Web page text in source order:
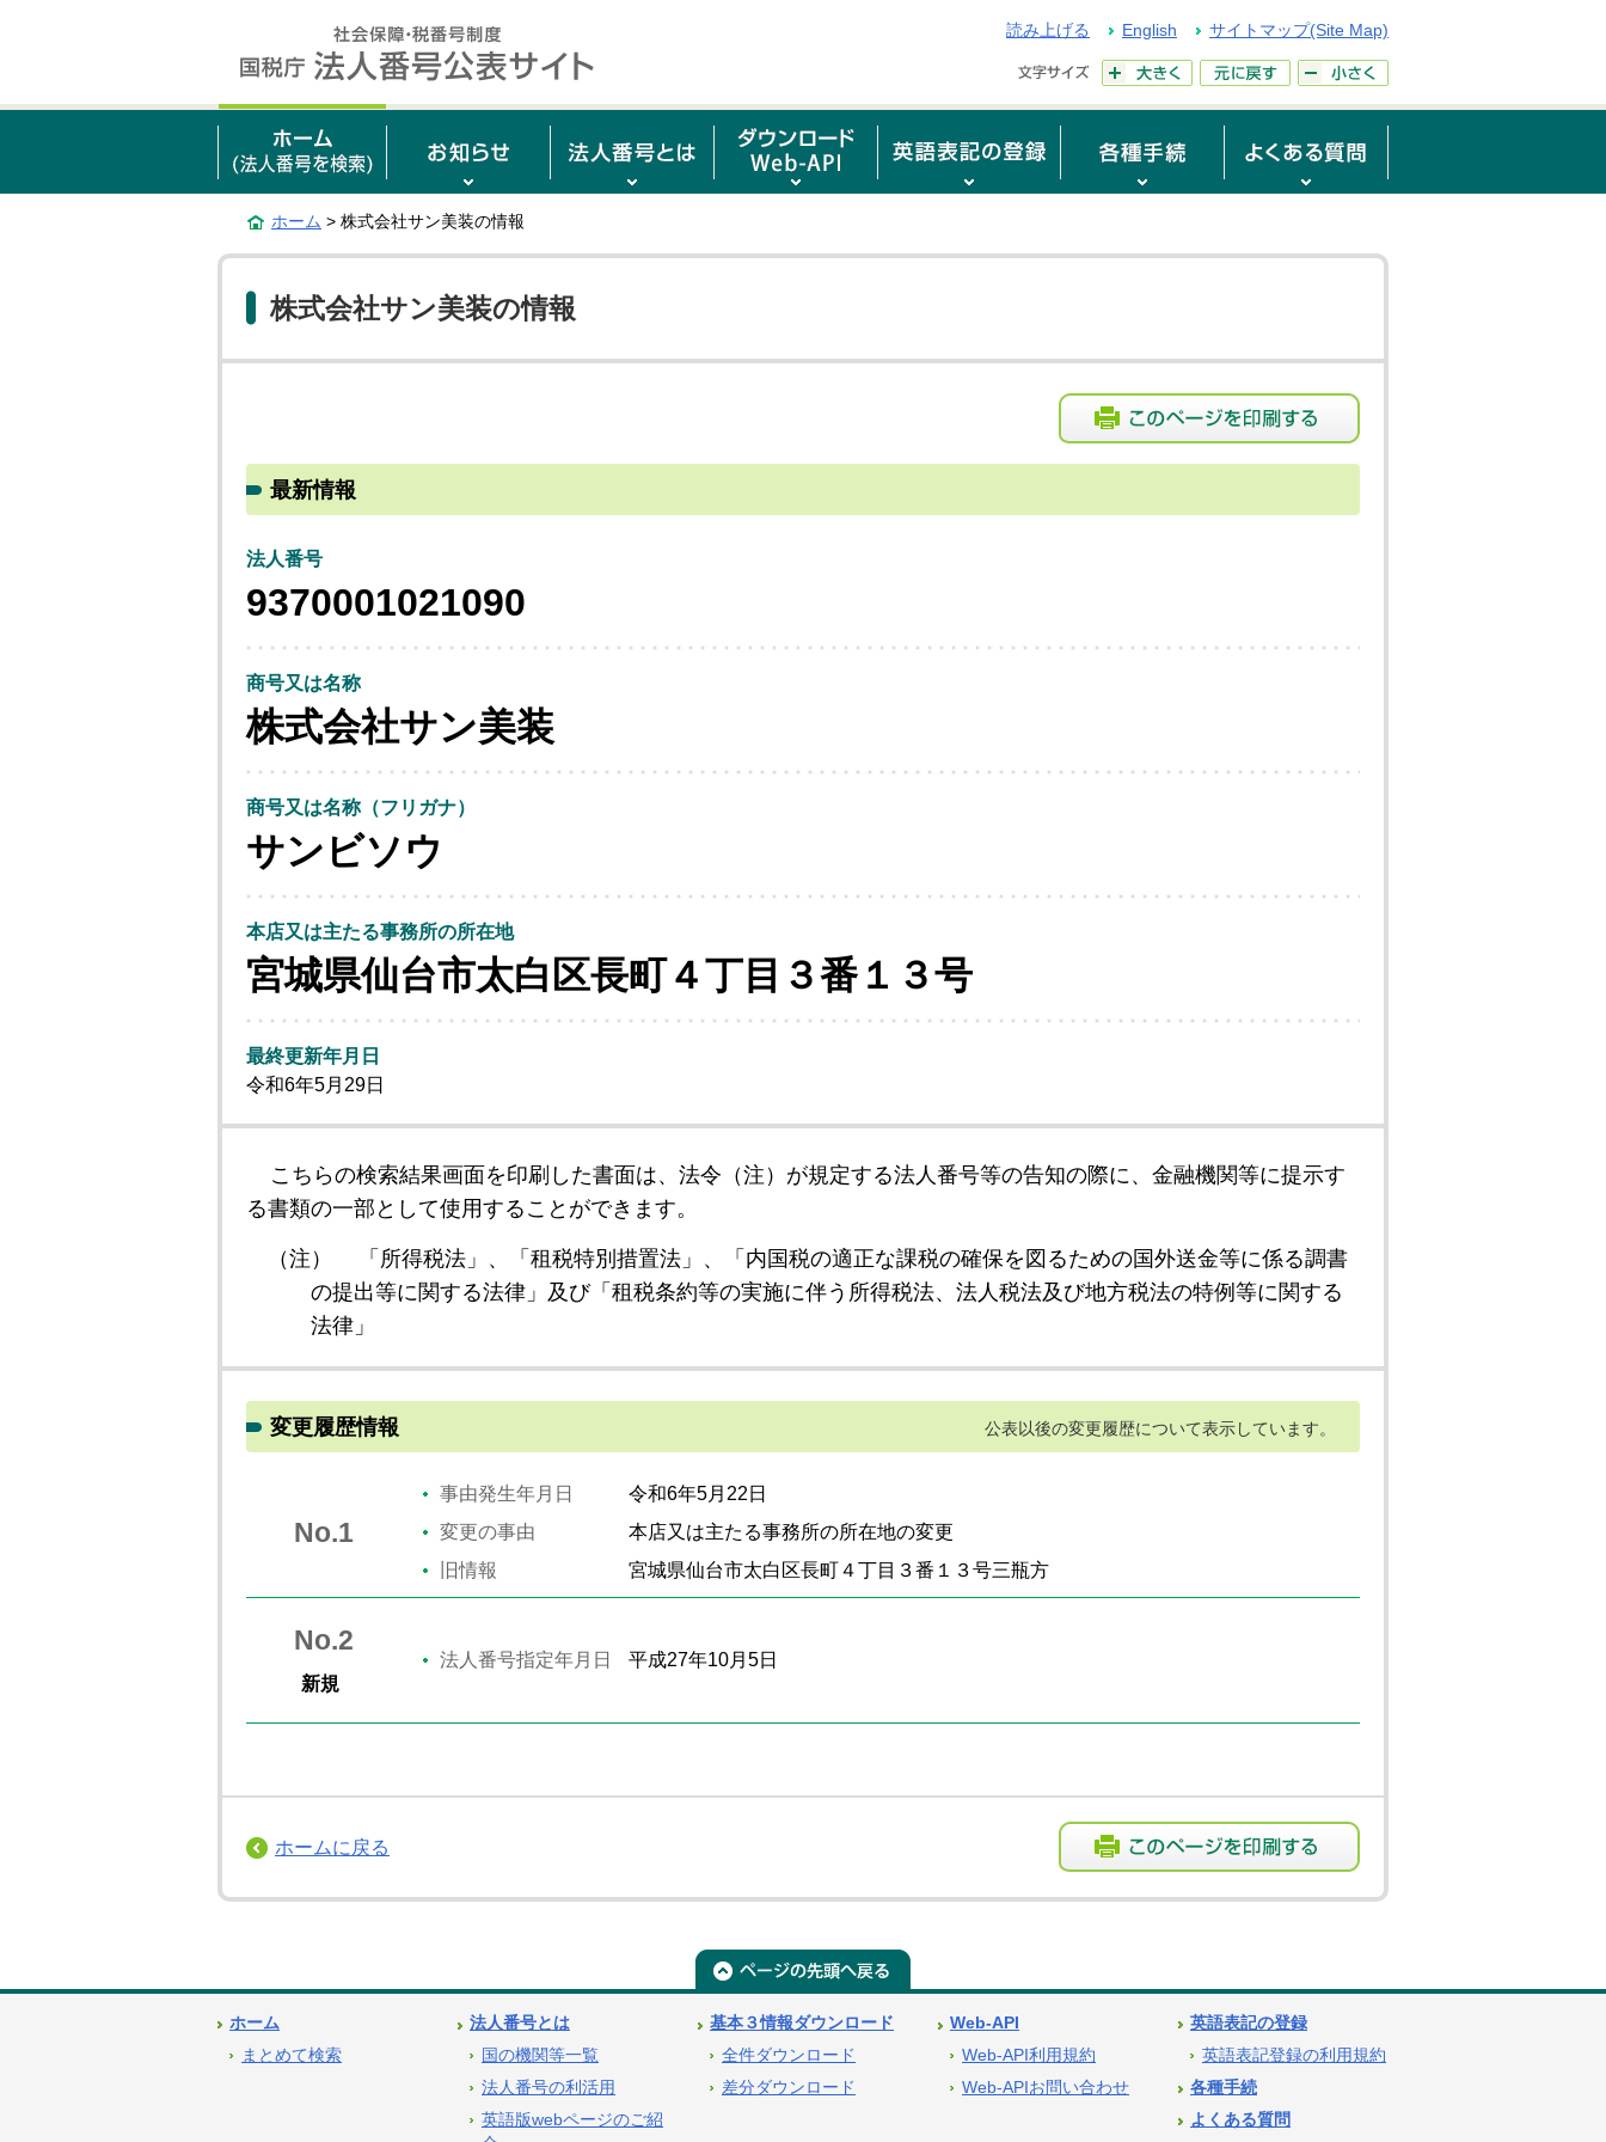
読み上げる English サイトマップ(Site Map)
ホーム > 株式会社サン美装の情報
株式会社サン美装の情報
最新情報
法人番号
9370001021090
商号又は名称
株式会社サン美装
商号又は名称（フリガナ）
サンビソウ
本店又は主たる事務所の所在地
宮城県仙台市太白区長町４丁目３番１３号
最終更新年月日
令和6年5月29日
こちらの検索結果画面を印刷した書面は、法令（注）が規定する法人番号等の告知の際に、金融機関等に提示す
る書類の一部として使用することができます。
（注）
「所得税法」、「租税特別措置法」、「内国税の適正な課税の確保を図るための国外送金等に係る調書
の提出等に関する法律」及び「租税条約等の実施に伴う所得税法、法人税法及び地方税法の特例等に関する
法律」
変更履歴情報 公表以後の変更履歴について表示しています。
No.1
事由発生年月日
令和6年5月22日
変更の事由
本店又は主たる事務所の所在地の変更
旧情報
宮城県仙台市太白区長町４丁目３番１３号三瓶方
No.2
新規
法人番号指定年月日 平成27年10月5日
ホームに戻る
ホーム
まとめて検索
法人番号とは
国の機関等一覧
法人番号の利活用
英語版webページのご紹
基本３情報ダウンロード
全件ダウンロード
差分ダウンロード
Web-API
Web-API利用規約
Web-APIお問い合わせ
英語表記の登録
英語表記登録の利用規約
各種手続
よくある質問